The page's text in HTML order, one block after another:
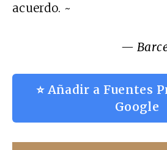
acuerdo. ~
—
⭐ Añadir a Fuentes
Google